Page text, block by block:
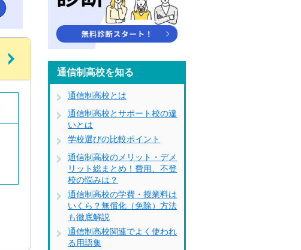
通信制高校を知る
通信制高校とは
通信制高校とサポート校の違
いとは
学校選びの比較ポイント
通信制高校のメリット・デメ
リット総まとめ！費用、不登
校の悩みは？
通信制高校の学費・授業料は
いくら？無償化（免除）方法
も徹底解説
通信制高校関連でよく使われ
る用語集